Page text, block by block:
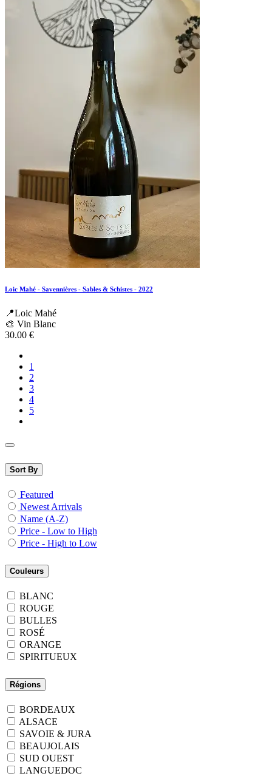
Loic Mahé - Savennières - Sables & Schistes - 2022
📍Loic Mahé
🎨 Vin Blanc
30.00 €
1
2
3
4
5
Sort By
Featured
Newest Arrivals
Name (A-Z)
Price - Low to High
Price - High to Low
Couleurs
BLANC
ROUGE
BULLES
ROSÉ
ORANGE
SPIRITUEUX
Régions
BORDEAUX
ALSACE
SAVOIE & JURA
BEAUJOLAIS
SUD OUEST
LANGUEDOC